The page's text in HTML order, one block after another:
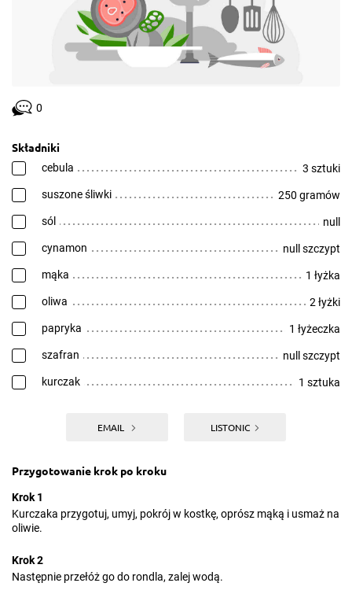
0
Składniki
cebula 3 sztuki
suszone śliwki 250 gramów
sól null
cynamon null szczypt
mąka 1 łyżka
oliwa 2 łyżki
papryka 1 łyżeczka
szafran null szczypt
kurczak 1 sztuka
EMAIL LISTONIC
Przygotowanie krok po kroku
Krok 1
Kurczaka przygotuj, umyj, pokrój w kostkę, oprósz mąką i usmaż na
oliwie.
Krok 2
Następnie przełóż go do rondla, zalej wodą.